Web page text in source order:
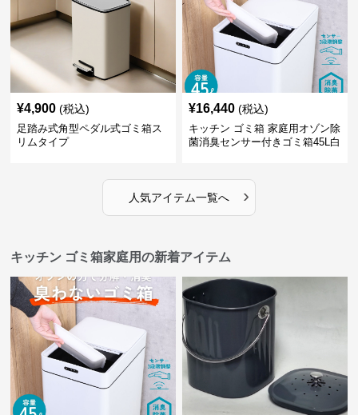
¥4,900 (税込)
足踏み式角型ペダル式ゴミ箱ス
リムタイプ
¥16,440 (税込)
キッチン ゴミ箱 家庭用オゾン除
菌消臭センサー付きゴミ箱45L白
人気アイテム一覧へ ›
キッチン ゴミ箱家庭用の新着アイテム